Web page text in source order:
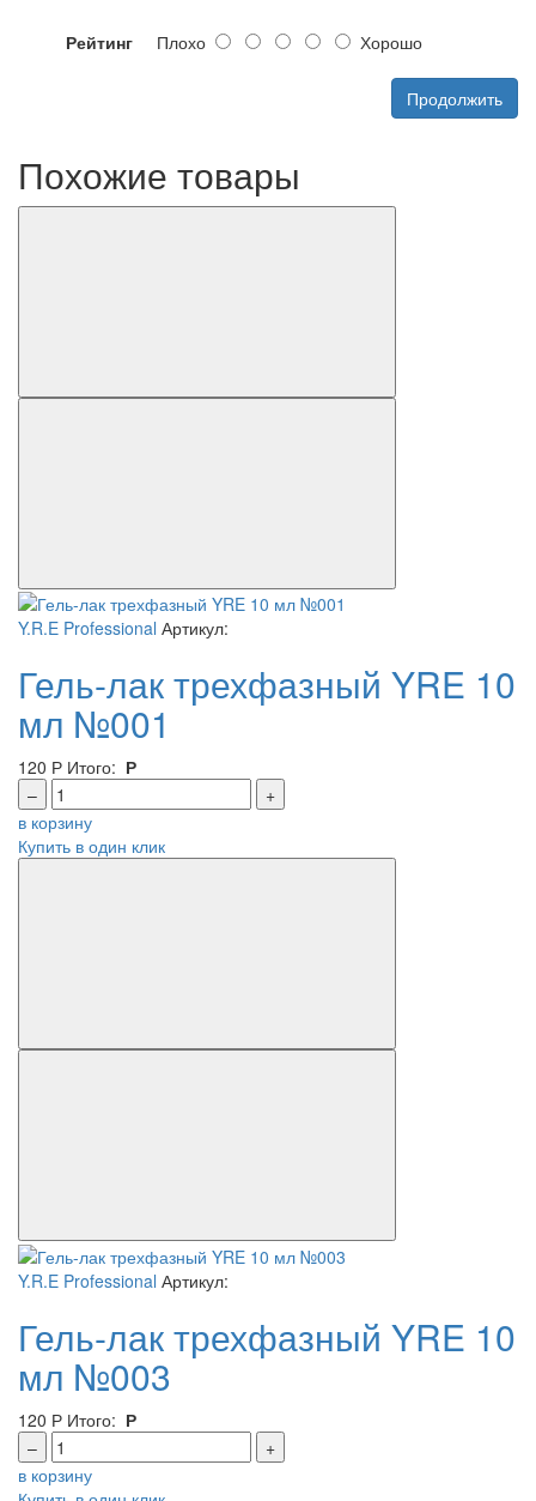
Рейтинг Плохо Хорошо
Продолжить
Похожие товары
Y.R.E Professional Артикул:
Гель-лак трехфазный YRE 10
мл №001
120 Р Итого: Р
–
+
в корзину
Купить в один клик
Y.R.E Professional Артикул:
Гель-лак трехфазный YRE 10
мл №003
120 Р Итого: Р
–
+
в корзину